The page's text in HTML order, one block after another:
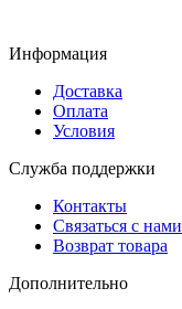
Информация
Доставка
Оплата
Условия
Служба поддержки
Контакты
Связаться с нами
Возврат товара
Дополнительно